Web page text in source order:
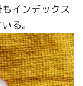
インデックス
る。